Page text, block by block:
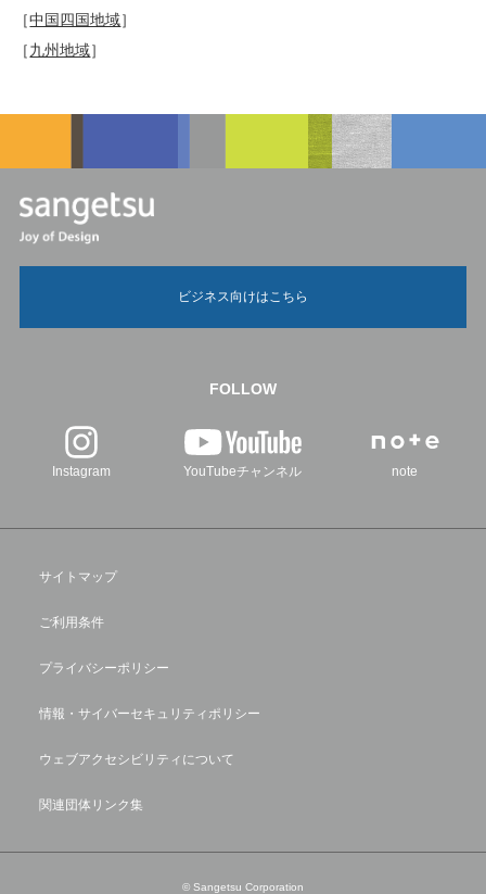
［中国四国地域］
［九州地域］
ビジネス向けはこちら
FOLLOW
Instagram YouTubeチャンネル note
サイトマップ
ご利用条件
プライバシーポリシー
情報・サイバーセキュリティポリシー
ウェブアクセシビリティについて
関連団体リンク集
© Sangetsu Corporation